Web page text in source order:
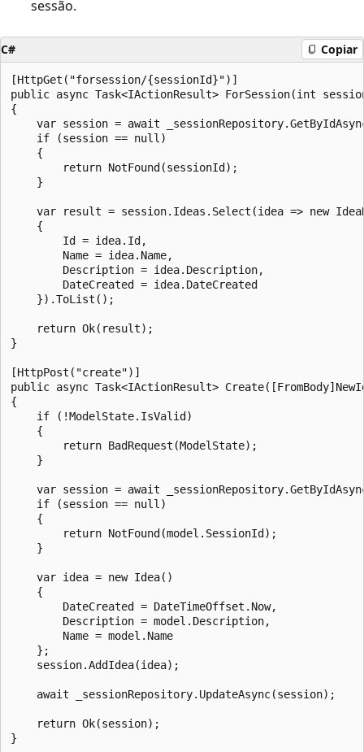
sessão.
C# Copiar
[HttpGet("forsession/{sessionId}")]
public async Task<IActionResult> ForSession(int
{
var session = await
    if (session == null)
    {
        return NotFound(sessionId);
    }
var result = session.Ideas.Select(idea => new
    {
        Id = idea.Id,
        Name = idea.Name,
        Description = idea.Description,
        DateCreated = idea.DateCreated
    }).ToList();
    return Ok(result);
}
[HttpPost("create")]
public async Task<IActionResult>
{
    if (!ModelState.IsValid)
    {
        return BadRequest(ModelState);
    }
var session = await
    if (session == null)
    {
        return NotFound(model.SessionId);
    }
    var idea = new Idea()
    {
        DateCreated = DateTimeOffset.Now,
        Description = model.Description,
        Name = model.Name
    };
    session.AddIdea(idea);
    await _sessionRepository.UpdateAsync(session);
    return Ok(session);